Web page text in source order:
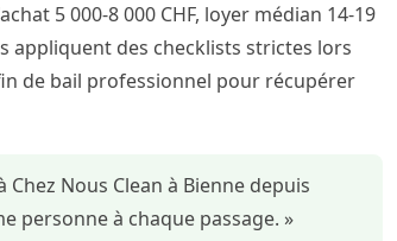
5 000-8 000 CHF, loyer médian 14-19
appliquent des checklists strictes lors
de bail professionnel pour récupérer
Chez Nous Clean à Bienne depuis
personne à chaque passage. »